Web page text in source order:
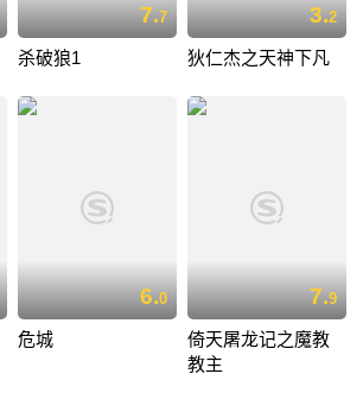
7.7
杀破狼1
3.2
狄仁杰之天神下凡
6.0
危城
7.9
倚天屠龙记之魔教
教主